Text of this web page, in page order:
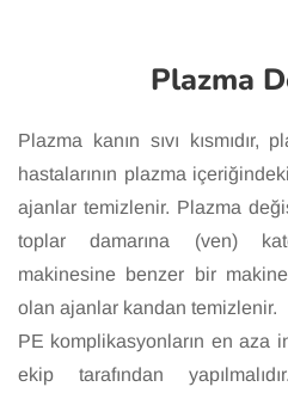
Plazma
Plazma kanın sıvı kısmıdır,
hastalarının plazma
ajanlar temizlenir. Plazma
toplar damarına (ven)
makinesine benzer bir
olan ajanlar kandan temizlenir.
PE komplikasyonların en aza
ekip tarafından